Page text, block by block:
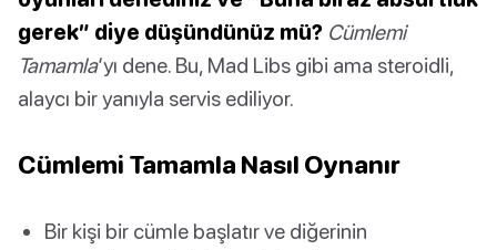
gerek” diye düşündünüz mü? Cümlemi
Tamamla‘yı dene. Bu, Mad Libs gibi ama steroidli,
alaycı bir yanıyla servis ediliyor.
Cümlemi Tamamla Nasıl Oynanır
Bir kişi bir cümle başlatır ve diğerinin